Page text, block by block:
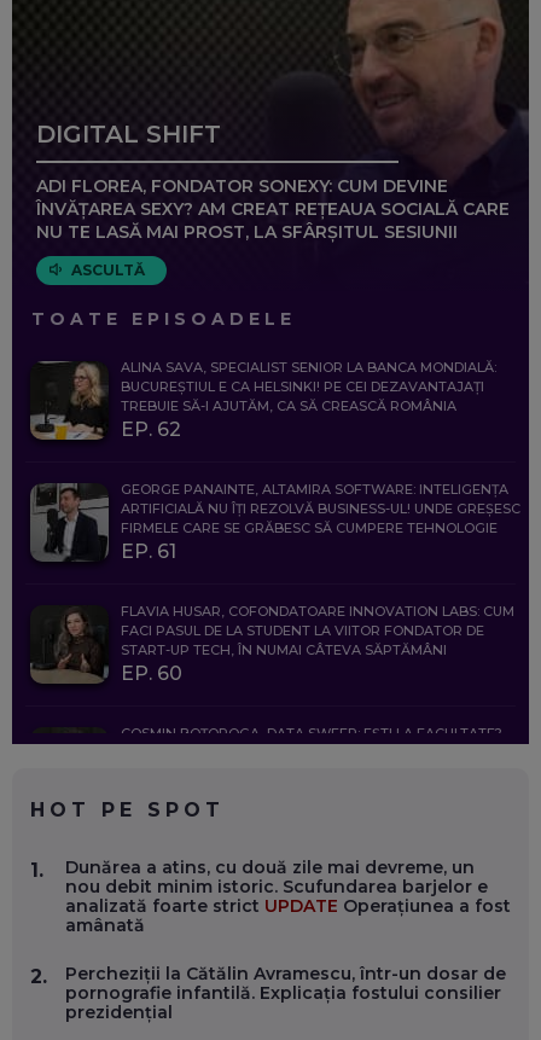
DIGITAL SHIFT
ADI FLOREA, FONDATOR SONEXY: CUM DEVINE
ÎNVĂȚAREA SEXY? AM CREAT REȚEAUA SOCIALĂ CARE
NU TE LASĂ MAI PROST, LA SFÂRȘITUL SESIUNII
ASCULTĂ
TOATE EPISOADELE
ALINA SAVA, SPECIALIST SENIOR LA BANCA MONDIALĂ:
BUCUREȘTIUL E CA HELSINKI! PE CEI DEZAVANTAJAȚI
TREBUIE SĂ-I AJUTĂM, CA SĂ CREASCĂ ROMÂNIA
EP. 62
GEORGE PANAINTE, ALTAMIRA SOFTWARE: INTELIGENȚA
ARTIFICIALĂ NU ÎȚI REZOLVĂ BUSINESS-UL! UNDE GREȘESC
FIRMELE CARE SE GRĂBESC SĂ CUMPERE TEHNOLOGIE
EP. 61
FLAVIA HUSAR, COFONDATOARE INNOVATION LABS: CUM
FACI PASUL DE LA STUDENT LA VIITOR FONDATOR DE
START-UP TECH, ÎN NUMAI CÂTEVA SĂPTĂMÂNI
EP. 60
COSMIN BOȚOROGA, DATA SWEEP: EȘTI LA FACULTATE?
FOLOSEȘTI TEHNOLOGIA CA SĂ FII MAI BUN LA JOB. ȘI CUM
SE VA SCHIMBA MUNCA, ÎN URMĂTORII ANI
EP. 58
MARIUS PAȘCULEA, COFONDATOR AL KULTH: CUM
FOLOSEȘTI TEHNOLOGIA CA SĂ ÎȚI DESCHIZI DRUMUL
CĂTRE ARTĂ, LA NIVEL GLOBAL
HOT PE SPOT
1.
Dunărea a atins, cu două zile mai devreme, un
nou debit minim istoric. Scufundarea barjelor e
analizată foarte strict UPDATE Operațiunea a fost
amânată
2.
Percheziții la Cătălin Avramescu, într-un dosar de
pornografie infantilă. Explicația fostului consilier
prezidențial